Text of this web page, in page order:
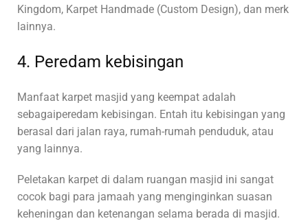
Kingdom, Karpet Handmade (Custom Design), dan merk
lainnya.
4. Peredam kebisingan
Manfaat karpet masjid yang keempat adalah
sebagaiperedam kebisingan. Entah itu kebisingan yang
berasal dari jalan raya, rumah-rumah penduduk, atau
yang lainnya.
Peletakan karpet di dalam ruangan masjid ini sangat
cocok bagi para jamaah yang menginginkan suasan
keheningan dan ketenangan selama berada di masjid.